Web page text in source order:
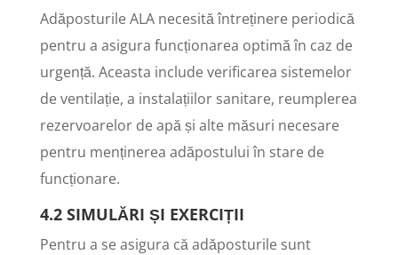
Adăposturile ALA necesită întreținere periodică
pentru a asigura funcționarea optimă în caz de
urgență. Aceasta include verificarea sistemelor
de ventilație, a instalațiilor sanitare, reumplerea
rezervoarelor de apă și alte măsuri necesare
pentru menținerea adăpostului în stare de
funcționare.
4.2 SIMULĂRI ȘI EXERCIȚII
Pentru a se asigura că adăposturile sunt